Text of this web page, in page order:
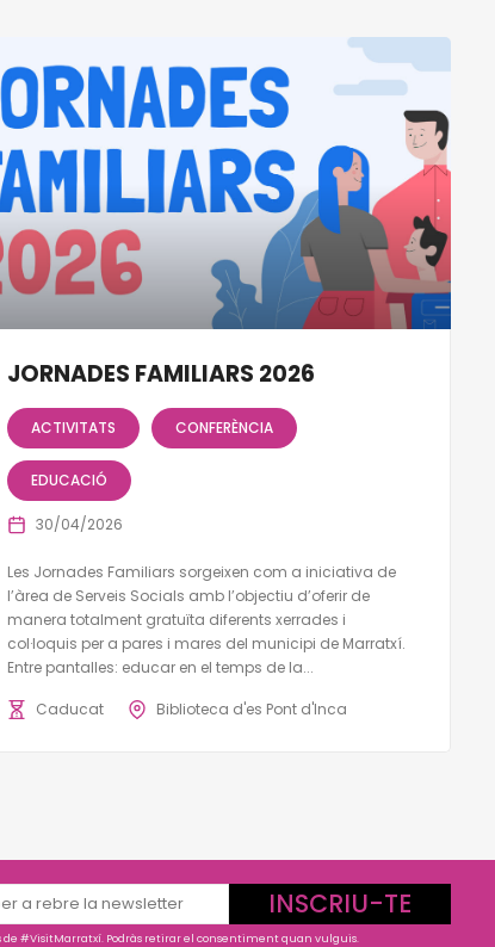
JORNADES FAMILIARS 2026
ACTIVITATS CONFERÈNCIA
EDUCACIÓ
30/04/2026
Les Jornades Familiars sorgeixen com a iniciativa de
l’àrea de Serveis Socials amb l’objectiu d’oferir de
manera totalment gratuïta diferents xerrades i
col·loquis per a pares i mares del municipi de Marratxí.
Entre pantalles: educar en el temps de la...
Caducat Biblioteca d'es Pont d'Inca
INSCRIU-TE
#VisitMarratxí. Podràs retirar el consentiment quan vulguis.